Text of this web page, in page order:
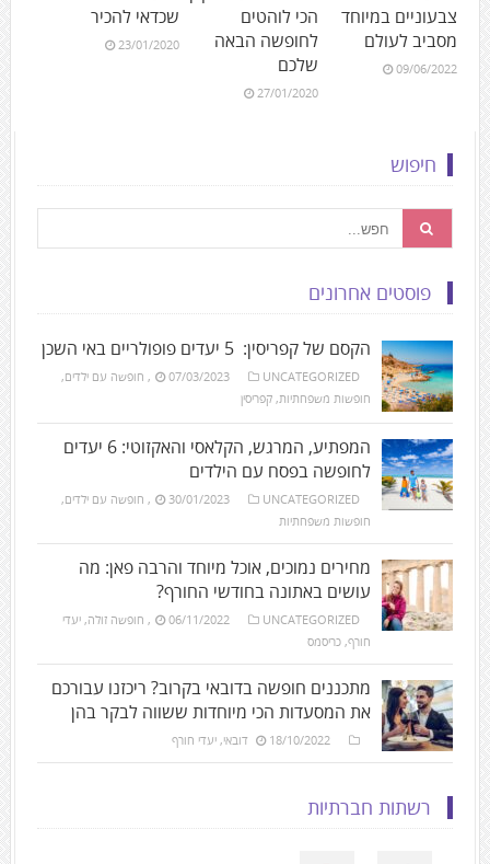
צבעוניים במיוחד
מסביב לעולם
09/06/2022
הכי לוהטים
לחופשה הבאה
שלכם
27/01/2020
שכדאי להכיר
23/01/2020
חיפוש
פוסטים אחרונים
הקסם של קפריסין: 5 יעדים פופולריים באי השכן
07/03/2023 UNCATEGORIZED
, חופשה עם ילדים,
חופשות משפחתיות, קפריסין
המפתיע, המרגש, הקלאסי והאקזוטי: 6 יעדים
לחופשה בפסח עם הילדים
30/01/2023 UNCATEGORIZED
, חופשה עם ילדים,
חופשות משפחתיות
מחירים נמוכים, אוכל מיוחד והרבה פאן: מה
עושים באתונה בחודשי החורף?
06/11/2022 UNCATEGORIZED
, חופשה זולה, יעדי
חורף, כריסמס
מתכננים חופשה בדובאי בקרוב? ריכזנו עבורכם
את המסעדות הכי מיוחדות ששווה לבקר בהן
18/10/2022 דובאי, יעדי חורף
רשתות חברתיות